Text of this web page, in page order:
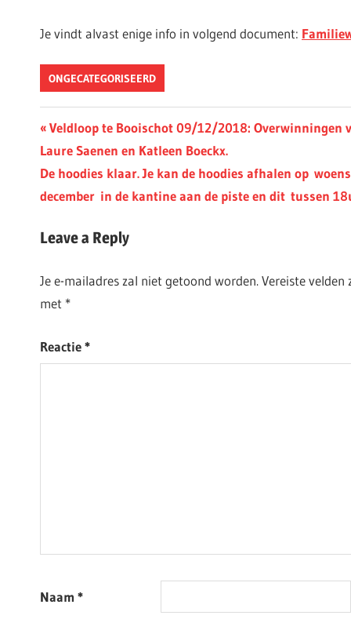
Je vindt alvast enige info in volgend document:
ONGECATEGORISEERD
Berichtnavigatie
Previous
Post:
Veldloop te Booischot 09/12/2018: Overwinningen
Laure Saenen en Katleen Boeckx.
Next
Post:
De hoodies klaar. Je kan de hoodies afhalen op
december in de kantine aan de piste en dit tussen
Leave a Reply
Je e-mailadres zal niet getoond worden.Vereiste velden
met *
Reactie*
Naam *